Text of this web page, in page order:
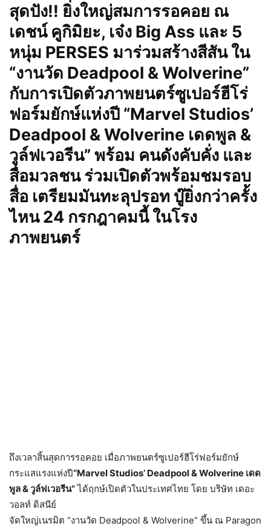
สุดปัง!! ยิ่งใหญ่สมการรอคอย ณ
เดชน์ คูกิมิยะ, เจ๋ง Big Ass และ 5
หนุ่ม PERSES มาร่วมสร้างสีสัน ใน
“งานวัด Deadpool & Wolverine”
กับการเปิดตัวภาพยนตร์ซูเปอร์ฮีโร่
ฟอร์มยักษ์แห่งปี “Marvel Studios’
Deadpool & Wolverine เดดพูล &
วูล์ฟเวอรีน” พร้อม คนดังคับคั่ง และ
สื่อมวลชน ร่วมเปิดตัวพร้อมชมรอบ
สื่อ เตรียมมันทะลุปรอท บู๊ยิ่งกว่าครั้ง
ไหน 24 กรกฎาคมนี้ ในโรง
ภาพยนตร์
ถึงเวลาสิ้นสุดการรอคอย เมื่อภาพยนตร์ซูเปอร์ฮีโร่ฟอร์มยักษ์
กระแสแรงแห่งปี“Marvel Studios’ Deadpool & Wolverine เดด
พูล&วูล์ฟเวอรีน”ได้ฤกษ์เปิดตัวในประเทศไทย โดย บริษัท เดอะ
วอลท์ ดิสนีย์
จัดใหญ่เนรมิต “งานวัด Deadpool & Wolverine” ขึ้น ณ Paragon